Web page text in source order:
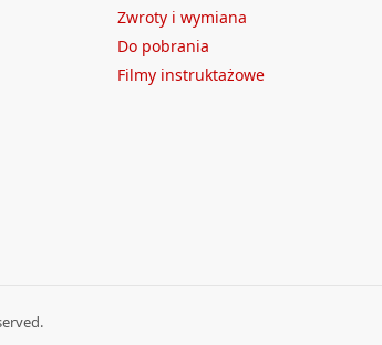
Zwroty i wymiana
Do pobrania
Filmy instruktażowe